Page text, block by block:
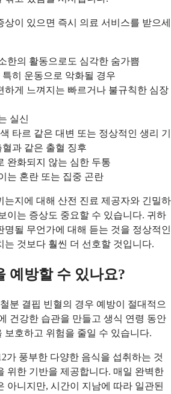
상이 있으면 즉시 의료 서비스를 받으세
한의 활동으로도 심각한 숨가쁨
히 운동으로 악화될 경우
하게 느껴지는 빠르거나 불규칙한 심장
실신
타르 같은 대변 또는 정상적인 생리 기
과 같은 출혈 징후
완화되지 않는 심한 두통
는 혼란 또는 집중 곤란
는지에 대해 산전 진료 제공자와 긴밀하
이는 증상도 중요할 수 있습니다. 귀하
명될 무언가에 대해 듣는 것을 정상적인
는 것보다 훨씬 더 선호할 것입니다.
예방할 수 있나요?
분 결핍 빈혈의 경우 예방이 절대적으
건강한 습관을 만들고 생식 연령 동안
보호하고 위험을 줄일 수 있습니다.
가 풍부한 다양한 음식을 섭취하는 것
위한 기반을 제공합니다. 매일 완벽한
아니지만, 시간이 지남에 따라 일관된